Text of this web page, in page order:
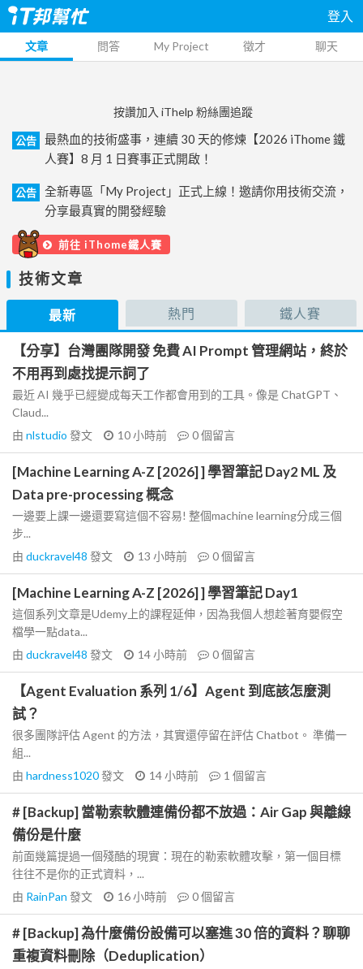
登入
文章 問答 My Project 徵才 聊天
按讚加入 iThelp 粉絲團追蹤
公告
最熱血的技術盛事，連續 30 天的修煉【2026 iThome 鐵
人賽】8 月 1 日賽事正式開啟！
公告
全新專區「My Project」正式上線！邀請你用技術交流，
分享最真實的開發經驗
前往 iThome鐵人賽
技術文章
最新 熱門 鐵人賽
【分享】台灣團隊開發 免費 AI Prompt 管理網站，終於
不用再到處找提示詞了
最近 AI 幾乎已經變成每天工作都會用到的工具。像是 ChatGPT、
Claud...
由 nlstudio 發文 10 小時前 0個留言
[Machine Learning A-Z [2026] ] 學習筆記 Day2 ML 及
Data pre-processing 概念
一邊要上課一邊還要寫這個不容易! 整個machine learning分成三個
步...
由 duckravel48 發文 13 小時前 0個留言
[Machine Learning A-Z [2026] ] 學習筆記 Day1
這個系列文章是Udemy上的課程延伸，因為我個人想趁著育嬰假空
檔學一點data...
由 duckravel48 發文 14 小時前 0個留言
【Agent Evaluation 系列 1/6】Agent 到底該怎麼測
試？
很多團隊評估 Agent 的方法，其實還停留在評估 Chatbot。 準備一
組...
由 hardness1020發文 14 小時前 1 個留言
# [Backup] 當勒索軟體連備份都不放過：Air Gap 與離線
備份是什麼
前面幾篇提過一個殘酷的現實：現在的勒索軟體攻擊，第一個目標
往往不是你的正式資料，...
由 RainPan 發文 16 小時前 0個留言
# [Backup] 為什麼備份設備可以塞進 30 倍的資料？聊聊
重複資料刪除（Deduplication）